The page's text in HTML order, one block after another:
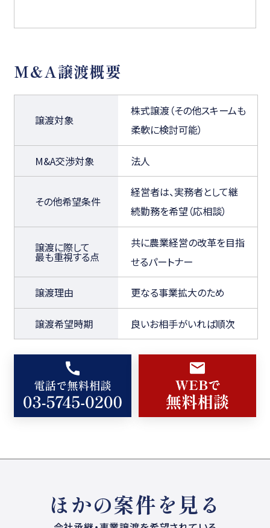
M&A譲渡概要
譲渡対象
株式譲渡（その他スキームも
柔軟に検討可能）
M&A交渉対象 法人
その他希望条件
経営者は、実務者として継
続勤務を希望（応相談）
譲渡に際して
最も重視する点
共に農業経営の改革を目指
せるパートナー
譲渡理由 更なる事業拡大のため
譲渡希望時期 良いお相手がいれば順次
ほかの案件を見る